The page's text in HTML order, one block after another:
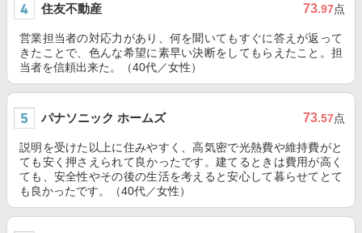
住友不動産 73.97点
営業担当者の対応力があり、何を聞いてもすぐに答えが返って
きたことで、色んな希望に素早い決断をしてもらえたこと。担
当者を信頼出来た。（40代／女性）
パナソニック ホームズ 73.57点
説明を受けた以上に住みやすく、高気密で光熱費や維持費がと
ても安く押さえられて良かったです。建てるときは費用が高く
ても、安全性やその後の生活を考えると安心して暮らせてとて
も良かったです。（40代／女性）